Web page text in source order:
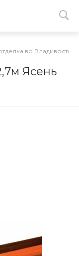
во Владивостоке
Ясень